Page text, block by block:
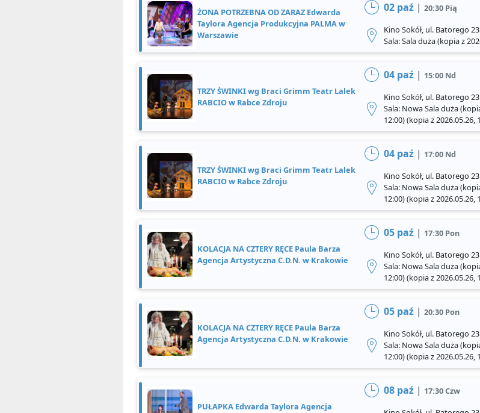
ŻONA POTRZEBNA OD ZARAZ Edwarda
Taylora Agencja Produkcyjna PALMA w
Warszawie
02 paź |20:30 Pią
Kino Sokół, ul. Batorego
Sala: Sala duża (kopia z
TRZY ŚWINKI wg Braci Grimm Teatr Lalek
RABCIO w Rabce Zdroju
04 paź | 15:00 Nd
Kino Sokół, ul. Batorego
Sala: Nowa Sala duża
12:00) (kopia z 2026.05.26,
TRZY ŚWINKI wg Braci Grimm Teatr Lalek
RABCIO w Rabce Zdroju
04 paź | 17:00 Nd
Kino Sokół, ul. Batorego
Sala: Nowa Sala duża
12:00) (kopia z 2026.05.26,
KOLACJA NA CZTERY RĘCE Paula Barza
Agencja Artystyczna C.D.N. w Krakowie
05 paź | 17:30 Pon
Kino Sokół, ul. Batorego
Sala: Nowa Sala duża
12:00) (kopia z 2026.05.26,
KOLACJA NA CZTERY RĘCE Paula Barza
Agencja Artystyczna C.D.N. w Krakowie
05 paź |20:30 Pon
Kino Sokół, ul. Batorego
Sala: Nowa Sala duża
12:00) (kopia z 2026.05.26,
PUŁAPKA Edwarda Taylora Agencja
08 paź | 17:30 Czw